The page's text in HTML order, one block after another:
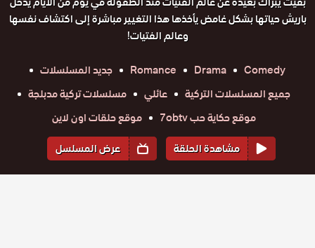
باريش حياتها بشكل غامض يأخذها هذا التغيير مباشرة إلى اكتشاف نفسها
وعالم الفتيات!
Comedy
Drama
Romance
جديد المسلسلات
جميع المسلسلات التركية
عائلي
مسلسلات تركية مدبلجة
موقع حكاية حب 7obtv
موقع حلقات اون لاين
مشاهدة الحلقة
عرض المسلسل